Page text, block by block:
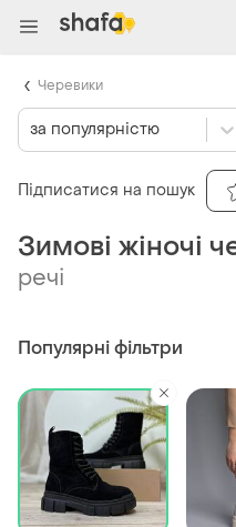
Зимові жіночі
речі
Популярні фільтри
за популярністю
Підписатися на пошук
Черевики